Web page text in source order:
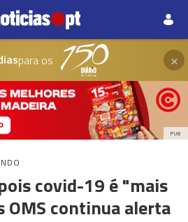
para os ×
PUB
covid-19 é "mais
OMS continua alerta